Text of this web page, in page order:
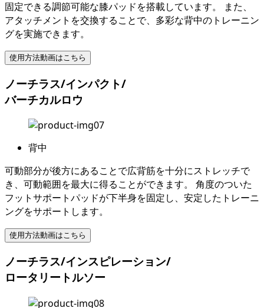
固定できる調節可能な膝パッドを搭載しています。 また、
アタッチメントを交換することで、多彩な背中のトレーニン
グを実施できます。
使用方法動画はこちら
ノーチラス/インパクト/
バーチカルロウ
背中
可動部分が後方にあることで広背筋を十分にストレッチで
き、可動範囲を最大に得ることができます。 角度のついた
フットサポートパッドが下半身を固定し、安定したトレーニ
ングをサポートします。
使用方法動画はこちら
ノーチラス/インスピレーション/
ロータリートルソー